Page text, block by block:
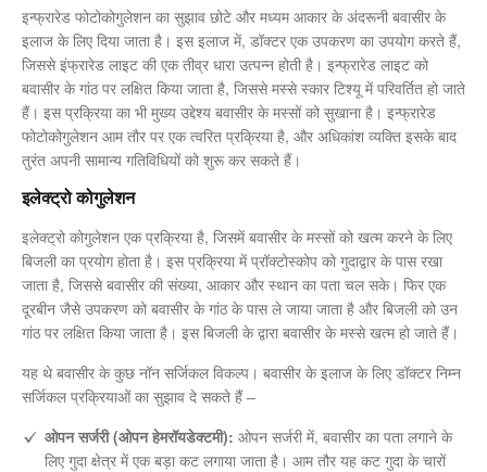
इन्फ्रारेड फोटोकोगुलेशन का सुझाव छोटे और मध्यम आकार के अंदरूनी बवासीर के
इलाज के लिए दिया जाता है। इस इलाज में, डॉक्टर एक उपकरण का उपयोग करते हैं,
जिससे इंफ्रारेड लाइट की एक तीव्र धारा उत्पन्न होती है। इन्फ्रारेड लाइट को
बवासीर के गांठ पर लक्षित किया जाता है, जिससे मस्से स्कार टिश्यू में परिवर्तित हो जाते
हैं। इस प्रक्रिया का भी मुख्य उद्देश्य बवासीर के मस्सों को सुखाना है। इन्फ्रारेड
फोटोकोगुलेशन आम तौर पर एक त्वरित प्रक्रिया है, और अधिकांश व्यक्ति इसके बाद
तुरंत अपनी सामान्य गतिविधियों को शुरू कर सकते हैं।
इलेक्ट्रो कोगुलेशन
इलेक्ट्रो कोगुलेशन एक प्रक्रिया है, जिसमें बवासीर के मस्सों को खत्म करने के लिए
बिजली का प्रयोग होता है। इस प्रक्रिया में प्रॉक्टोस्कोप को गुदाद्वार के पास रखा
जाता है, जिससे बवासीर की संख्या, आकार और स्थान का पता चल सके। फिर एक
दूरबीन जैसे उपकरण को बवासीर के गांठ के पास ले जाया जाता है और बिजली को उन
गांठ पर लक्षित किया जाता है। इस बिजली के द्वारा बवासीर के मस्से खत्म हो जाते हैं।
यह थे बवासीर के कुछ नॉन सर्जिकल विकल्प। बवासीर के इलाज के लिए डॉक्टर निम्न
सर्जिकल प्रक्रियाओं का सुझाव दे सकते हैं –
ओपन सर्जरी (ओपन हेमरॉयडेक्टमी): ओपन सर्जरी में, बवासीर का पता लगाने के
लिए गुदा क्षेत्र में एक बड़ा कट लगाया जाता है। आम तौर यह कट गुदा के चारों